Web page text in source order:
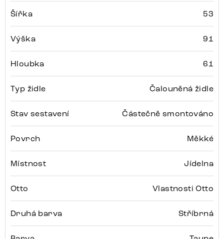
Šířka 53
Výška 91
Hloubka 61
Typ židle Čalouněná židle
Stav sestavení Částečně smontováno
Povrch Měkké
Místnost Jídelna
Otto Vlastnosti Otto
Druhá barva Stříbrná